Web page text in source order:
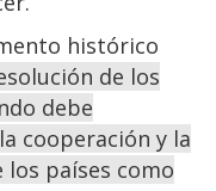
histórico
de los
debe
cooperación y la
países como